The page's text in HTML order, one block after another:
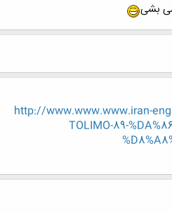
بشی
http://www.www.www.iran-
TOLIMO-89-